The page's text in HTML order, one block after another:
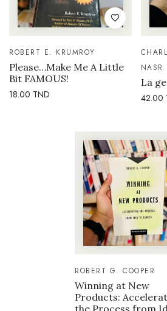
ROBERT E. KRUMROY
Please…Make Me A Little
Bit FAMOUS!
18.00 TND
NASR
La
42.00
ROBERT G. COOPER
Winning at New
Products:
the Process from